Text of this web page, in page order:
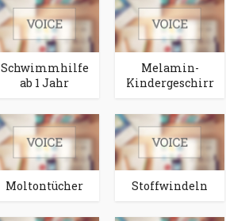
Schwimmhilfe
ab 1 Jahr
Melamin-
Kindergeschirr
Moltontücher Stoffwindeln